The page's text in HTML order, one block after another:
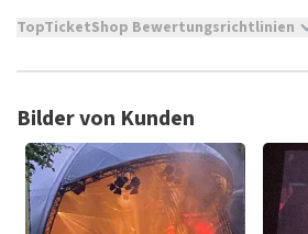
TopTicketShop Bewertungsrichtlinien
TopTicketShop sammelt
veröffentlicht. Es kann einige Wochen
Bilder von Kunden